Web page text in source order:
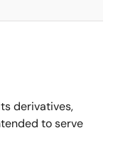
derivatives,
to serve